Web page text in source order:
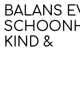
BALANS
KIND &